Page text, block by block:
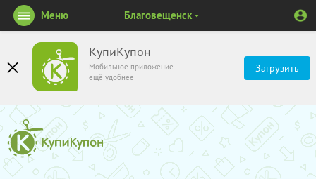
КупиКупон
Мобильное приложение
ещё удобнее
Загрузить
Меню Благовещенск